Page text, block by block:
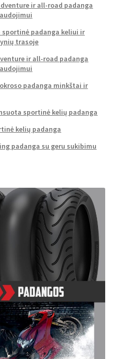
ir all-road padanga
padanga keliui ir
trasoje
ir all-road padanga
padanga minkštai ir
sportinė kelių padanga
kelių padanga
padanga su geru sukibimu